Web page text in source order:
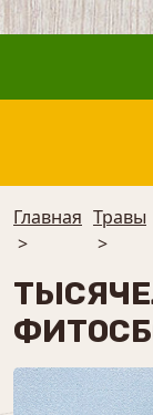
Главная
>
Травы
>